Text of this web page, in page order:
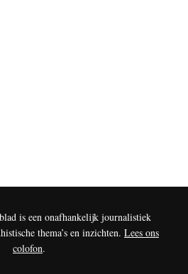
is een onafhankelijk journalistiek
thema’s en inzichten. Lees ons
colofon.